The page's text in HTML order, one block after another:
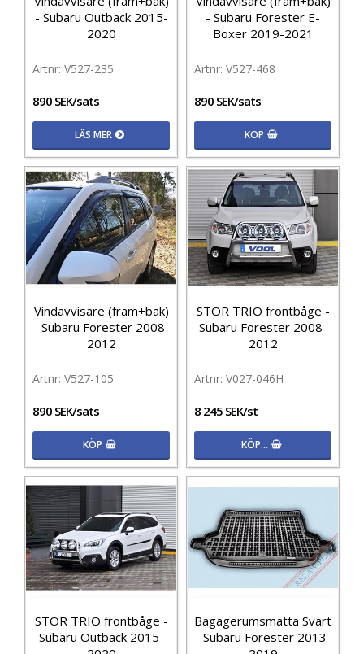
- Subaru Outback 2015-
2020
V527-235
890 SEK/sats
LÄS MER
- Subaru Forester E-
Boxer 2019-2021
V527-468
890 SEK/sats
KÖP
Vindavvisare (fram+bak)
- Subaru Forester 2008-
2012
V527-105
890 SEK/sats
KÖP
STOR TRIO frontbåge -
Subaru Forester 2008-
2012
V027-046H
8 245 SEK/st
KÖP…
STOR TRIO frontbåge -
Subaru Outback 2015-
Bagagerumsmatta Svart
- Subaru Forester 2013-